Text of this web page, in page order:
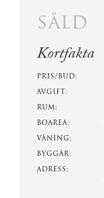
såld
Kortfakta
PRIS/BUD:
AVGIFT:
RUM:
BOAREA:
VÅNING:
BYGGÅR:
ADRESS: